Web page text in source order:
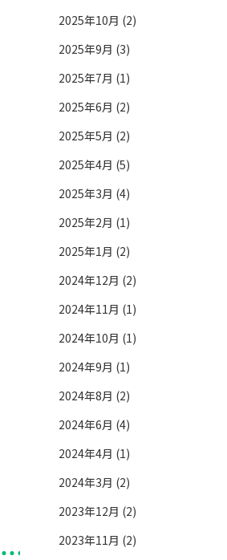
2025年10月 (2)
2025年9月 (3)
2025年7月 (1)
2025年6月 (2)
2025年5月 (2)
2025年4月 (5)
2025年3月 (4)
2025年2月 (1)
2025年1月 (2)
2024年12月 (2)
2024年11月 (1)
2024年10月 (1)
2024年9月 (1)
2024年8月 (2)
2024年6月 (4)
2024年4月 (1)
2024年3月 (2)
2023年12月 (2)
2023年11月 (2)